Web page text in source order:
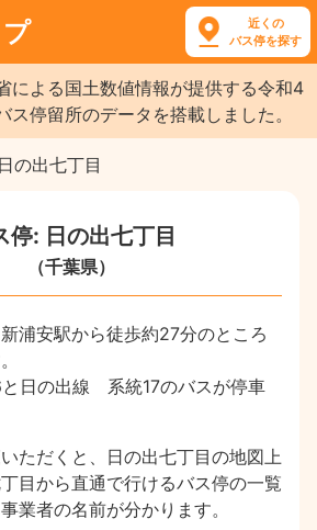
近くの
バス停を探す
による国土数値情報が提供する令和4
ス停留所のデータを搭載しました。
日の出七丁目
停: 日の出七丁目
（千葉県）
浦安駅から徒歩約27分のところ
日の出線 系統17のバスが停車
ただくと、日の出七丁目の地図上
目から直通で行けるバス停の一覧
業者の名前が分かります。